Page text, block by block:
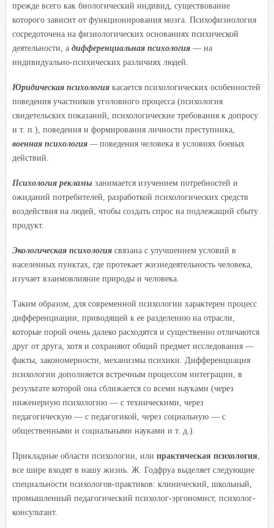
прежде всего как биологический индивид, существование
которого зависит от функционирования мозга. Психофизиология
сосредоточена на физиологических основаниях психической
деятельности, а дифференциальная психология — на
индивидуально-психических различиях людей.
Юридическая психология касается психологических особенностей
поведения участников уголовного процесса (психология
свидетельских показаний, психологические требования к допросу
и т. п.), поведения и формирования личности преступника,
военная психология —поведения человека в условиях боевых
действий.
Психология рекламы занимается изучением потребностей и
ожиданий потребителей, разработкой психологических средств
воздействия на людей, чтобы создать спрос на подлежащий сбыту
продукт.
Экологическая психология связана с улучшением условий в
населенных пунктах, где протекает жизнедеятельность человека,
изучает взаимовлияние природы и человека.
Таким образом, для современной психологии характерен процесс
дифференциации, приводящей к ее разделению на отрасли,
которые порой очень далеко расходятся и существенно отличаются
друг от друга, хотя и сохраняют общий предмет исследования —
факты, закономерности, механизмы психики. Дифференциация
психологии дополняется встречным процессом интеграции, в
результате которой она сближается со всеми науками (через
инженерную психологию — с техническими, через
педагогическую — с педагогикой, через социальную — с
общественными и социальными науками и т. д.).
Прикладные области психологии, или практическая психология
все шире входят в нашу жизнь. Ж. Годфруа выделяет следующие
специальности психологов-практиков: клинический, школьный,
промышленный педагогический психолог-эргономист, психолог-
консультант.